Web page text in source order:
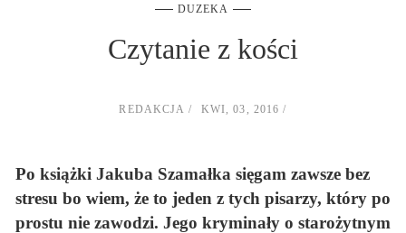
DUZEKA
Czytanie z kości
REDAKCJA KWI, 03, 2016
Po książki Jakuba Szamałka sięgam zawsze bez
stresu bo wiem, że to jeden z tych pisarzy, który po
prostu nie zawodzi. Jego kryminały o starożytnym